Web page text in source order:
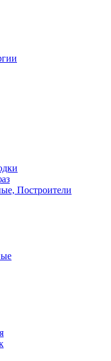
Построители